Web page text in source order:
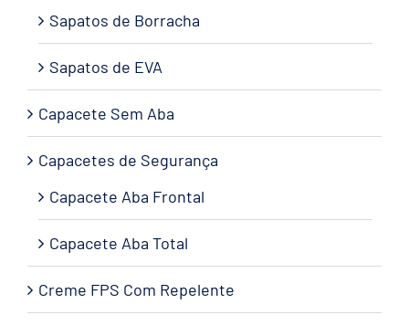
Sapatos de Borracha
Sapatos de EVA
Capacete Sem Aba
Capacetes de Segurança
Capacete Aba Frontal
Capacete Aba Total
Creme FPS Com Repelente